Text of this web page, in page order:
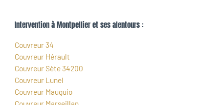
Intervention à Montpellier et ses alentours :
Couvreur 34
Couvreur Hérault
Couvreur Sète 34200
Couvreur Lunel
Couvreur Mauguio